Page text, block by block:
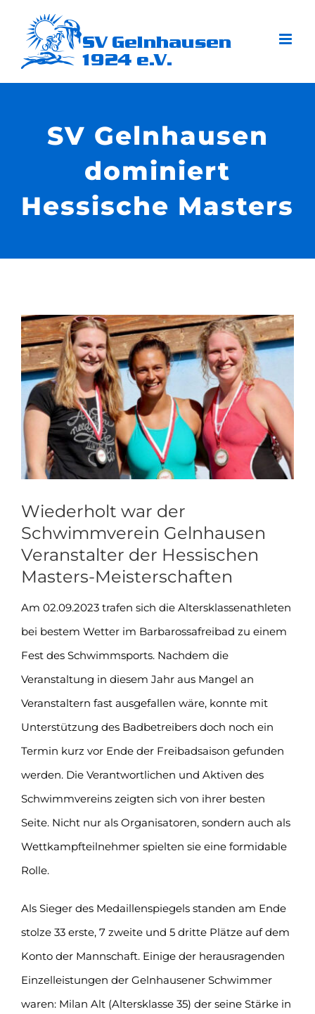
Inhalt
springen
SV Gelnhausen
dominiert
Hessische Masters
Zeige
grösseres
Bild
Wiederholt war der
Schwimmverein Gelnhausen
Veranstalter der Hessischen
Masters-Meisterschaften
Am 02.09.2023 trafen sich die Altersklassenathleten
bei bestem Wetter im Barbarossafreibad zu einem
Fest des Schwimmsports. Nachdem die
Veranstaltung in diesem Jahr aus Mangel an
Veranstaltern fast ausgefallen wäre, konnte mit
Unterstützung des Badbetreibers doch noch ein
Termin kurz vor Ende der Freibadsaison gefunden
werden. Die Verantwortlichen und Aktiven des
Schwimmvereins zeigten sich von ihrer besten
Seite. Nicht nur als Organisatoren, sondern auch als
Wettkampfteilnehmer spielten sie eine formidable
Rolle.
Als Sieger des Medaillenspiegels standen am Ende
stolze 33 erste, 7 zweite und 5 dritte Plätze auf dem
Konto der Mannschaft. Einige der herausragenden
Einzelleistungen der Gelnhausener Schwimmer
waren: Milan Alt (Altersklasse 35) der seine Stärke in